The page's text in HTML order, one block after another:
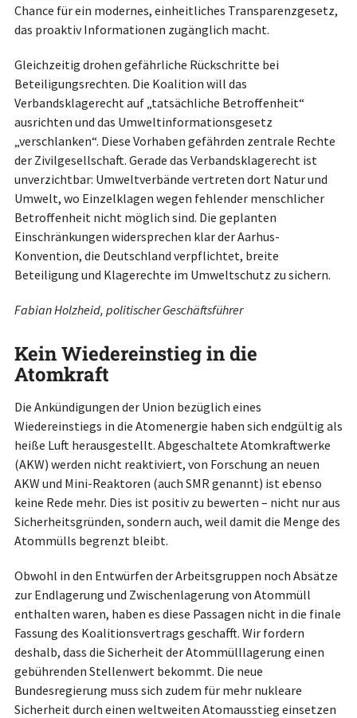
Chance für ein modernes, einheitliches Transparenzgesetz,
das proaktiv Informationen zugänglich macht.
Gleichzeitig drohen gefährliche Rückschritte bei
Beteiligungsrechten. Die Koalition will das
Verbandsklagerecht auf „tatsächliche Betroffenheit“
ausrichten und das Umweltinformationsgesetz
„verschlanken“. Diese Vorhaben gefährden zentrale Rechte
der Zivilgesellschaft. Gerade das Verbandsklagerecht ist
unverzichtbar: Umweltverbände vertreten dort Natur und
Umwelt, wo Einzelklagen wegen fehlender menschlicher
Betroffenheit nicht möglich sind. Die geplanten
Einschränkungen widersprechen klar der Aarhus-
Konvention, die Deutschland verpflichtet, breite
Beteiligung und Klagerechte im Umweltschutz zu sichern.
Fabian Holzheid, politischer Geschäftsführer
Kein Wiedereinstieg in die
Atomkraft
Die Ankündigungen der Union bezüglich eines
Wiedereinstiegs in die Atomenergie haben sich endgültig als
heiße Luft herausgestellt. Abgeschaltete Atomkraftwerke
(AKW) werden nicht reaktiviert, von Forschung an neuen
AKW und Mini-Reaktoren (auch SMR genannt) ist ebenso
keine Rede mehr. Dies ist positiv zu bewerten – nicht nur aus
Sicherheitsgründen, sondern auch, weil damit die Menge des
Atommülls begrenzt bleibt.
Obwohl in den Entwürfen der Arbeitsgruppen noch Absätze
zur Endlagerung und Zwischenlagerung von Atommüll
enthalten waren, haben es diese Passagen nicht in die finale
Fassung des Koalitionsvertrags geschafft. Wir fordern
deshalb, dass die Sicherheit der Atommülllagerung einen
gebührenden Stellenwert bekommt. Die neue
Bundesregierung muss sich zudem für mehr nukleare
Sicherheit durch einen weltweiten Atomausstieg einsetzen